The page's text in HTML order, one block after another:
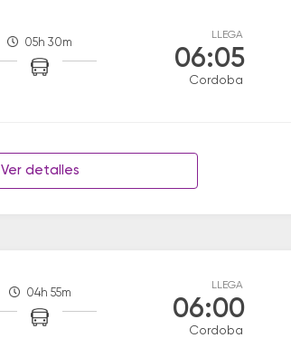
05h 30m
LLEGA
06:05
Cordoba
Ver detalles
04h 55m
LLEGA
06:00
Cordoba